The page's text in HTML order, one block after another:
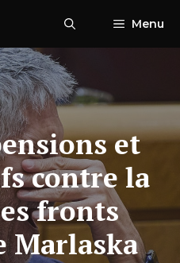
Menu
et
contre la
fronts
Marlaska